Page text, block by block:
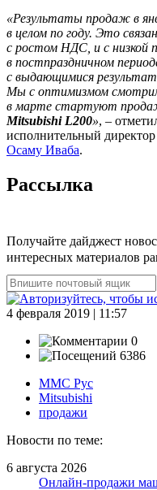
«Результаты продаж в
в целом по году. Это
с ростом НДС, и с низкой
в постпраздничном
с выдающимися
Мы с оптимизмом
в марте стартуют
Mitsubishi L200», –
исполнительный
Осаму Иваба.
Рассылка
Получайте дайджест
интересных материалов
4 февраля 2019 | 11:57
0
6386
ММС Рус
Mitsubishi
продажи
Новости по теме:
6 августа 2026
Онлайн-продажи